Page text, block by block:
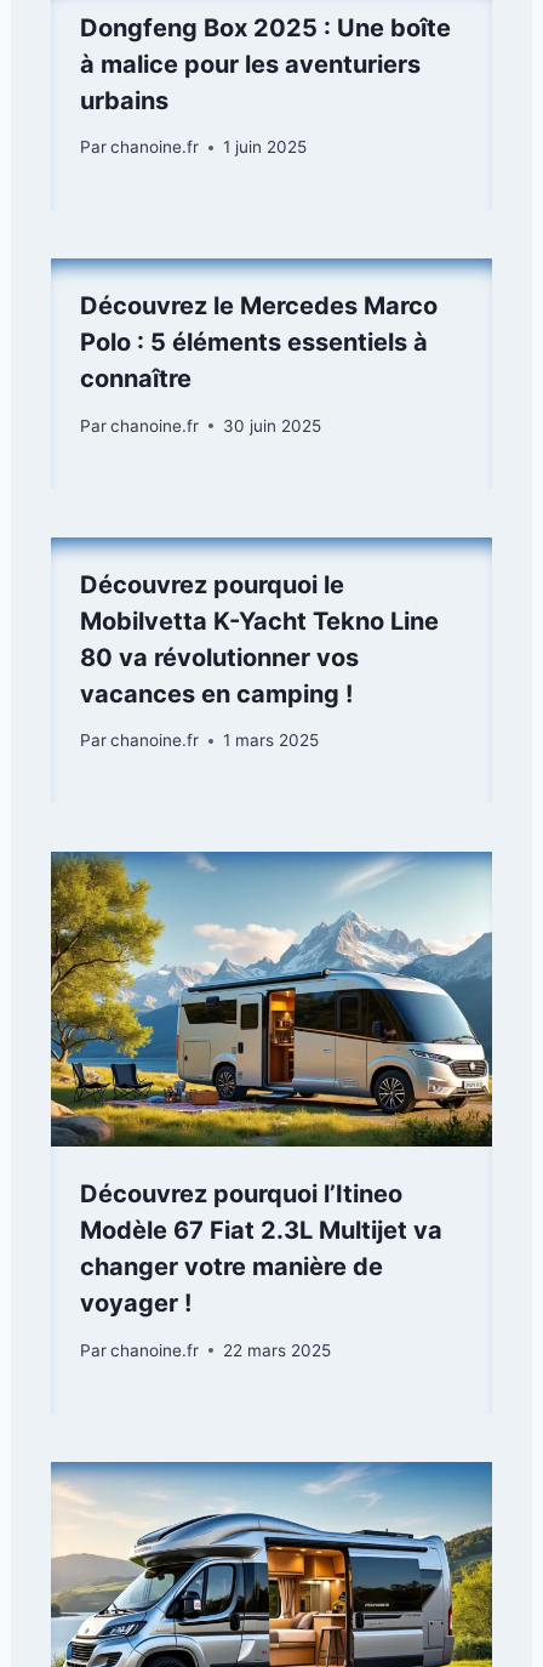
Dongfeng Box 2025 : Une boîte
à malice pour les aventuriers
urbains
Parchanoine.fr 1 juin 2025
Découvrez le Mercedes Marco
Polo : 5 éléments essentiels à
connaître
Parchanoine.fr 30 juin 2025
Découvrez pourquoi le
Mobilvetta K-Yacht Tekno Line
80 va révolutionner vos
vacances en camping !
Parchanoine.fr 1 mars 2025
Découvrez pourquoi l’Itineo
Modèle 67 Fiat 2.3L Multijet va
changer votre manière de
voyager !
Parchanoine.fr 22 mars 2025